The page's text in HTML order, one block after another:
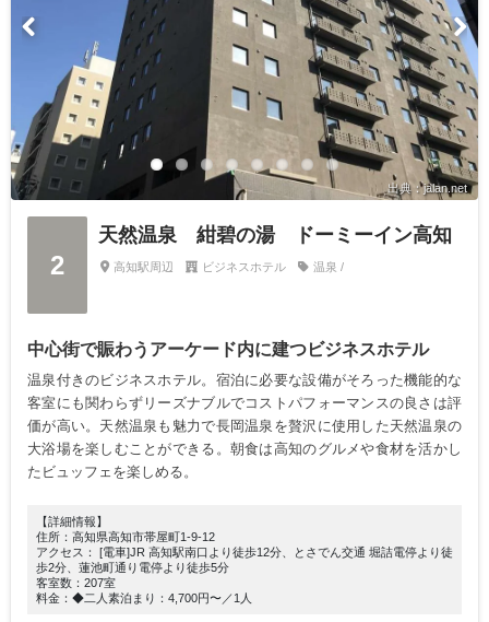
出典：jalan.net
2
天然温泉 紺碧の湯 ドーミーイン高知
高知駅周辺 ビジネスホテル 温泉 /
中心街で賑わうアーケード内に建つビジネスホテル
温泉付きのビジネスホテル。宿泊に必要な設備がそろった機能的な
客室にも関わらずリーズナブルでコストパフォーマンスの良さは評
価が高い。天然温泉も魅力で長岡温泉を贅沢に使用した天然温泉の
大浴場を楽しむことができる。朝食は高知のグルメや食材を活かし
たビュッフェを楽しめる。
【詳細情報】
住所：高知県高知市帯屋町1-9-12
アクセス： [電車]JR 高知駅南口より徒歩12分、とさでん交通 堀詰電停より徒
歩2分、蓮池町通り電停より徒歩5分
客室数：207室
料金：◆二人素泊まり：4,700円〜／1人